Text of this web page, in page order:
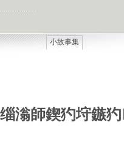
滃師鍥犳垨鏃
小故事集
肯尼迪是第一个不了
狼和犬的交配是非常